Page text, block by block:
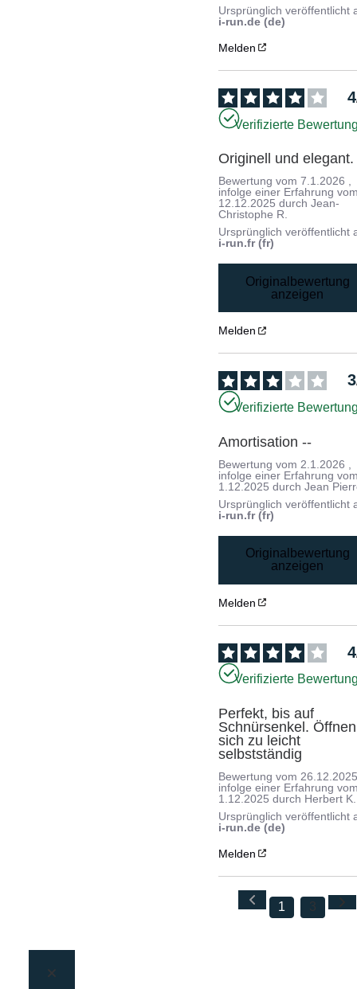
Ursprünglich veröffentlicht
i-run.de (de)
Melden
4
Verifizierte
Originell und elegant.
Bewertung vom7.1.2026
infolge einer Erfahrung
12.12.2025 durchJean-
Christophe R.
Ursprünglich veröffentlicht
i-run.fr (fr)
Originalbewertung
anzeigen
Melden
3
Verifizierte
Amortisation --
Bewertung vom 2.1.2026
infolge einer Erfahrung
1.12.2025 durchJean
Ursprünglich veröffentlicht
i-run.fr (fr)
Originalbewertung
anzeigen
Melden
4
Verifizierte
Perfekt, bis auf
Schnürsenkel. Öffnen
sich zu leicht
selbstständig
Bewertung vom
infolge einer Erfahrung
1.12.2025 durch Herbert K.
Ursprünglich veröffentlicht
i-run.de (de)
Melden
1 3